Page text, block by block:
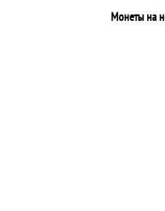
Монеты на